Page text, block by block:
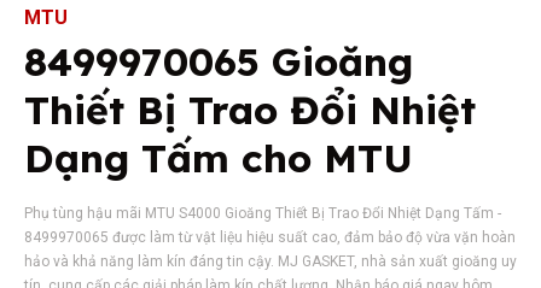
MTU
8499970065 Gioăng
Thiết Bị Trao Đổi Nhiệt
Dạng Tấm cho MTU
Phụ tùng hậu mãi MTU S4000 Gioăng Thiết Bị Trao Đổi Nhiệt Dạng Tấm -
8499970065 được làm từ vật liệu hiệu suất cao, đảm bảo độ vừa vặn hoàn
hảo và khả năng làm kín đáng tin cậy. MJ GASKET, nhà sản xuất gioăng uy